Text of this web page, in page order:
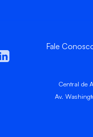
Fale
Central de
Av.